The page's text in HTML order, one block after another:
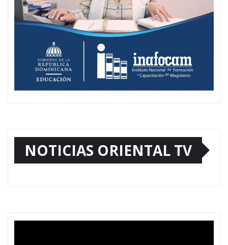
NOTICIAS ORIENTAL TV